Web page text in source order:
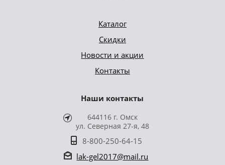
Каталог
Скидки
Новости и акции
Контакты
Наши контакты
644116 г. Омск
ул. Северная 27-я, 48
8-800-250-64-15
lak-gel2017@mail.ru